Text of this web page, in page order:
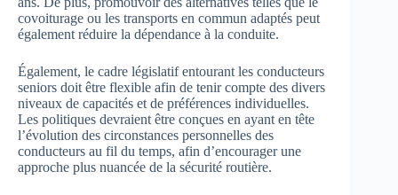
covoiturage ou les transports en commun adaptés peut
également réduire la dépendance à la conduite.
Également, le cadre législatif entourant les conducteurs
seniors doit être flexible afin de tenir compte des divers
niveaux de capacités et de préférences individuelles.
Les politiques devraient être conçues en ayant en tête
l’évolution des circonstances personnelles des
conducteurs au fil du temps, afin d’encourager une
approche plus nuancée de la sécurité routière.